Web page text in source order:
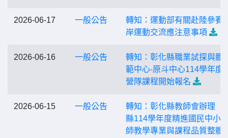
2026-06-17 一般公告
轉知：運動部有關赴陸參賽
岸運動交流應注意事項
2026-06-16 一般公告
轉知：彰化縣職業試探與體
範中心-原斗中心114學年度
營隊課程開始報名
2026-06-15 一般公告
轉知：彰化縣教師會辦理「
縣114學年度精進國民中小
師教學專業與課程品質整體